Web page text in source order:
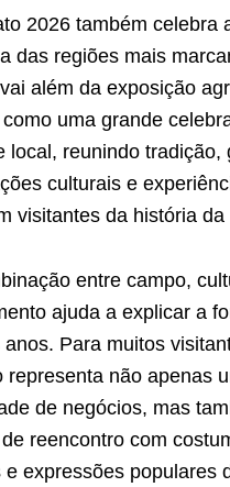
2026 também celebra
das regiões mais
além da exposição
uma grande
local, reunindo tradição,
culturais e
visitantes da história da
entre campo,
ajuda a explicar a
anos. Para muitos
representa não apenas
de negócios, mas
reencontro com
e expressões populares